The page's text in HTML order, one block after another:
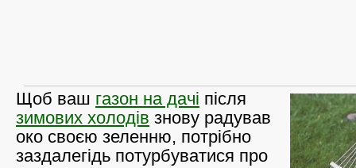
Щоб ваш газон на дачі після
зимових холодів знову радував
око своєю зеленню, потрібно
заздалегідь потурбуватися про